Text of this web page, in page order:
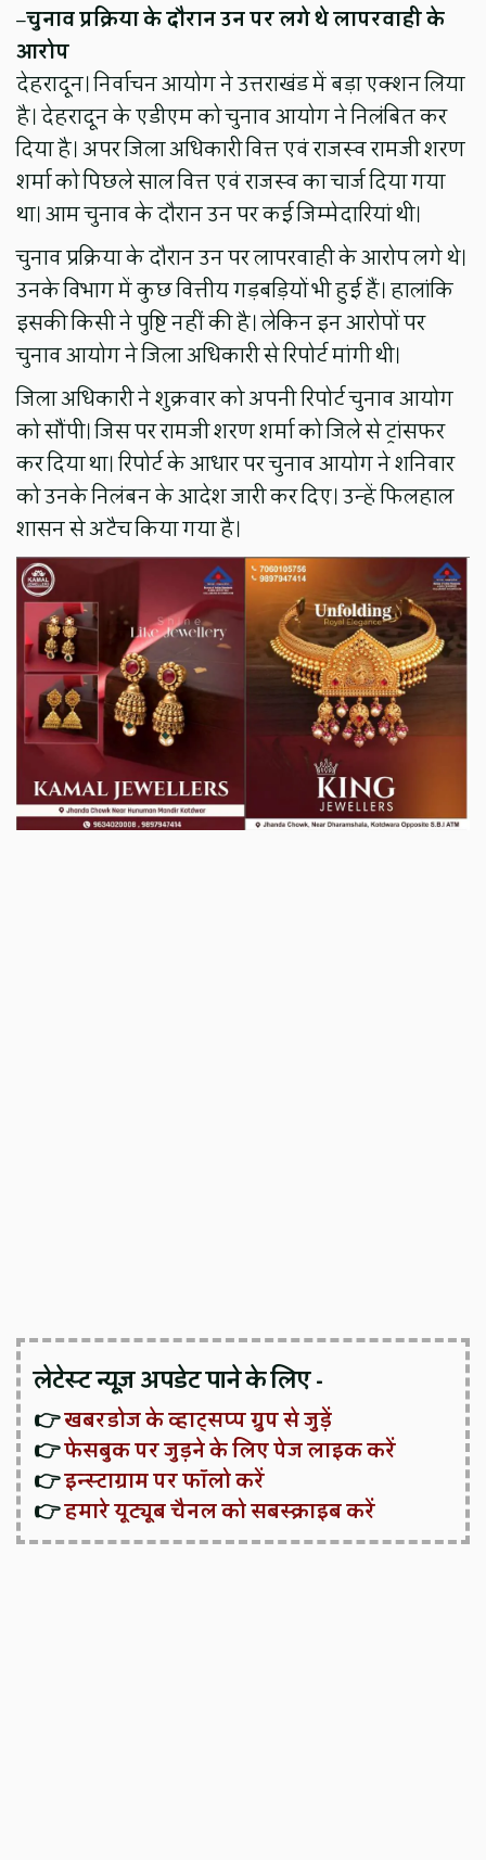
–चुनाव प्रक्रिया के दौरान उन पर लगे थे लापरवाही के
आरोप
देहरादून। निर्वाचन आयोग ने उत्तराखंड में बड़ा एक्शन लिया
है। देहरादून के एडीएम को चुनाव आयोग ने निलंबित कर
दिया है। अपर जिला अधिकारी वित्त एवं राजस्व रामजी शरण
शर्मा को पिछले साल वित्त एवं राजस्व का चार्ज दिया गया
था। आम चुनाव के दौरान उन पर कई जिम्मेदारियां थी।
चुनाव प्रक्रिया के दौरान उन पर लापरवाही के आरोप लगे थे।
उनके विभाग में कुछ वित्तीय गड़बड़ियों भी हुई हैं। हालांकि
इसकी किसी ने पुष्टि नहीं की है। लेकिन इन आरोपों पर
चुनाव आयोग ने जिला अधिकारी से रिपोर्ट मांगी थी।
जिला अधिकारी ने शुक्रवार को अपनी रिपोर्ट चुनाव आयोग
को सौंपी। जिस पर रामजी शरण शर्मा को जिले से ट्रांसफर
कर दिया था। रिपोर्ट के आधार पर चुनाव आयोग ने शनिवार
को उनके निलंबन के आदेश जारी कर दिए। उन्हें फिलहाल
शासन से अटैच किया गया है।
लेटेस्ट न्यूज़ अपडेट पाने के लिए -
👉खबरडोज के व्हाट्सप्प ग्रुप से जुड़ें
👉फेसबुक पर जुड़ने के लिए पेज लाइक करें
👉इन्स्टाग्राम पर फॉलो करें
👉हमारे यूट्यूब चैनल को सबस्क्राइब करें